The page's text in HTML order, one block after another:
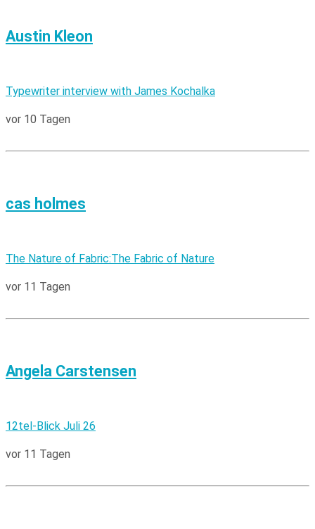
Austin Kleon
Typewriter interview with James Kochalka
vor 10 Tagen
cas holmes
The Nature of Fabric:The Fabric of Nature
vor 11 Tagen
Angela Carstensen
12tel-Blick Juli 26
vor 11 Tagen